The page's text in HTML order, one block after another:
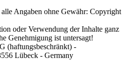
Angaben ohne Gewähr: Copyright
oder Verwendung der Inhalte ganz
Genehmigung ist untersagt!
(haftungsbeschränkt) -
Lübeck - Germany